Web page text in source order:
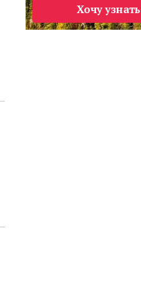
Хочу узнать